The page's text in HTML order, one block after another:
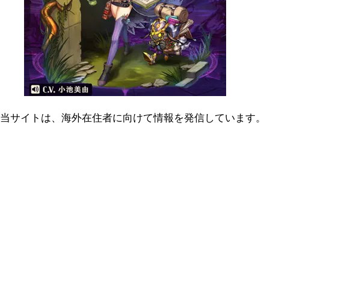
当サイトは、海外在住者に向けて情報を発信しています。